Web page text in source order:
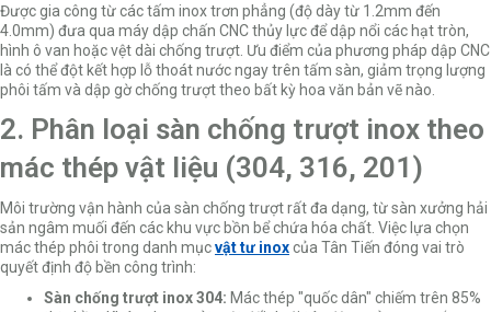
Được gia công từ các tấm inox trơn phẳng (độ dày từ 1.2mm đến
4.0mm) đưa qua máy dập chấn CNC thủy lực để dập nổi các hạt tròn,
hình ô van hoặc vệt dài chống trượt. Ưu điểm của phương pháp dập CNC
là có thể đột kết hợp lỗ thoát nước ngay trên tấm sàn, giảm trọng lượng
phôi tấm và dập gờ chống trượt theo bất kỳ hoa văn bản vẽ nào.
2. Phân loại sàn chống trượt inox theo
mác thép vật liệu (304, 316, 201)
Môi trường vận hành của sàn chống trượt rất đa dạng, từ sàn xưởng hải
sản ngâm muối đến các khu vực bồn bể chứa hóa chất. Việc lựa chọn
mác thép phôi trong danh mụcvật tư inoxcủa Tân Tiến đóng vai trò
quyết định độ bền công trình:
Sàn chống trượt inox 304: Mác thép "quốc dân" chiếm trên 85%